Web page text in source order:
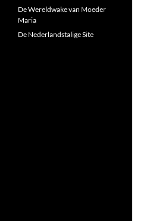
De Wereldwake van Moeder
Maria
De Nederlandstalige Site